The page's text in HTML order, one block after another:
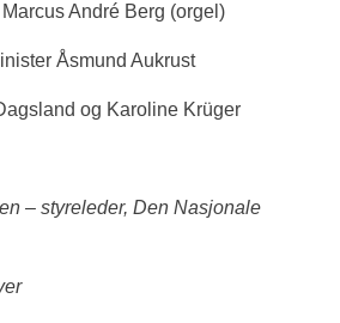
André Berg (orgel)
Åsmund Aukrust
og Karoline Krüger
– styreleder, Den Nasjonale